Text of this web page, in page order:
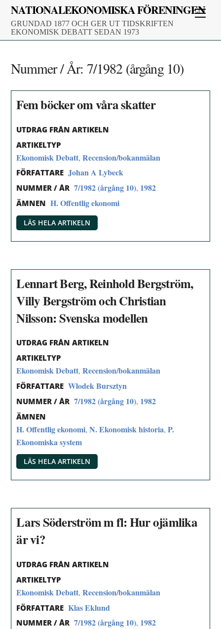
Skip
content
NATIONALEKONOMISKA FÖRENINGEN
GRUNDAD 1877 OCH GER UT TIDSKRIFTEN
EKONOMISK DEBATT SEDAN 1973
Nummer / År: 7/1982 (årgång 10)
Fem böcker om våra skatter
UTDRAG FRÅN ARTIKELN
ARTIKELTYP
Ekonomisk Debatt,Recension/bokanmälan
FÖRFATTARE Johan A Lybeck
NUMMER / ÅR 7/1982 (årgång 10), 1982
ÄMNEN H. Offentlig ekonomi
LÄS HELA ARTIKELN
Lennart Berg, Reinhold Bergström,
Villy Bergström och Christian
Nilsson: Svenska modellen
UTDRAG FRÅN ARTIKELN
ARTIKELTYP
Ekonomisk Debatt,Recension/bokanmälan
FÖRFATTARE Wlodek Bursztyn
NUMMER / ÅR 7/1982 (årgång 10), 1982
ÄMNEN
H. Offentlig ekonomi,N. Ekonomisk historia,P.
Ekonomiska system
LÄS HELA ARTIKELN
Lars Söderström m fl: Hur ojämlika
är vi?
UTDRAG FRÅN ARTIKELN
ARTIKELTYP
Ekonomisk Debatt,Recension/bokanmälan
FÖRFATTARE Klas Eklund
NUMMER / ÅR 7/1982 (årgång 10), 1982